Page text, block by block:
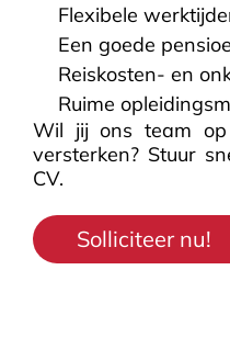
Flexibele
Een goede
Reiskosten- en
Ruime
Wil jij ons team op
versterken? Stuur
CV.
Solliciteer nu!